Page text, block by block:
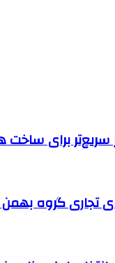
برای ساخت
گروه بهمن